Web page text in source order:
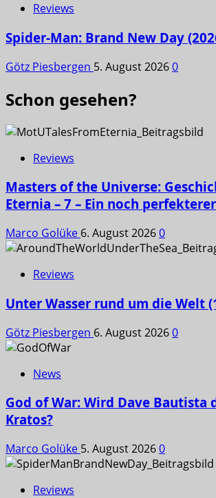
Reviews
Spider-Man: Brand New Day
Götz Piesbergen 5. August 20260
Schon gesehen?
Reviews
Masters of the Universe:
Eternia – 7 – Ein noch
Marco Golüke 6. August 20260
Reviews
Unter Wasser rund um die Welt
Götz Piesbergen 6. August 20260
News
God of War: Wird Dave Bautista
Kratos?
Marco Golüke 5. August 20260
Reviews